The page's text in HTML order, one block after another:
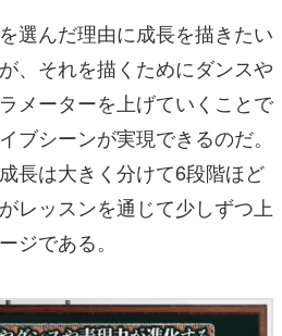
選んだ理由に成長を描きたい
、それを描くためにダンスや
メーターを上げていくことで
ブシーンが実現できるのだ。
長は大きく分けて6段階ほど
レッスンを通じて少しずつ上
ジである。